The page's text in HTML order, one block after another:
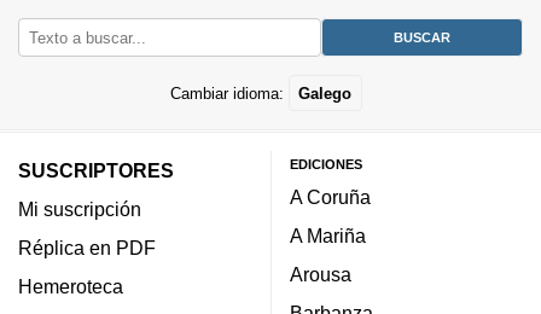
Cambiar idioma: Galego
SUSCRIPTORES
Mi suscripción
Réplica en PDF
Hemeroteca
EDICIONES
A Coruña
A Mariña
Arousa